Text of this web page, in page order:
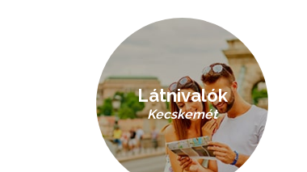
Látnivalók
Kecskemét